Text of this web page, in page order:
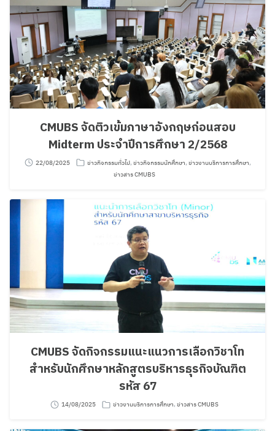
CMUBS จัดติวเข้มภาษาอังกฤษก่อนสอบ
Midterm ประจำปีการศึกษา 2/2568
22/08/2025 ข่าวกิจกรรมทั่วไป, ข่าวกิจกรรมนักศึกษา, ข่าวงานบริการการศึกษา,
ข่าวสาร CMUBS
CMUBS จัดกิจกรรมแนะแนวการเลือกวิชาโท
สำหรับนักศึกษาหลักสูตรบริหารธุรกิจบัณฑิต
รหัส 67
14/08/2025 ข่าวงานบริการการศึกษา, ข่าวสาร CMUBS